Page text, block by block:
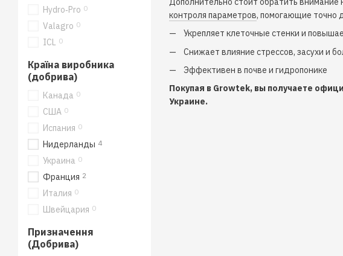
контроля параметров, помогающие точно
Укрепляет клеточные стенки и
Снижает влияние стрессов, засухи и
Эффективен в почве и гидропонике
Покупая в Growtek, вы получаете
Украине.
Hydro‑Pro 0
Valagro 0
ICL 0
Країна виробника
(добрива)
Канада 0
США 0
Испания 0
Нидерланды 4
Украина 0
Франция 2
Италия 0
Швейцария 0
Призначення
(Добрива)